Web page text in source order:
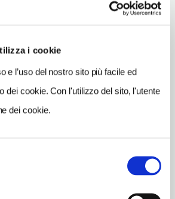
i cookie
e l’uso del nostro sito più facile ed
dei cookie. Con l'utilizzo del sito, l'utente
dei cookie.
carsiche.